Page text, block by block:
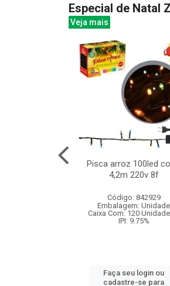
Especial de Natal
Veja mais
Pisca arroz 100led
4,2m 220v 8f
Código: 842929
Embalagem: Unidade
Caixa Com: 120
IPI: 9.75%
Faça seu login ou
cadastre-se para